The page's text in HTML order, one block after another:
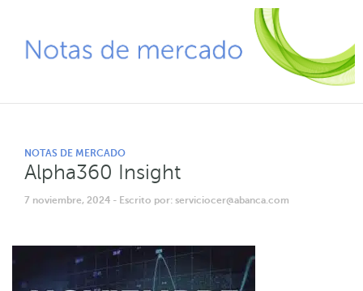
NOTAS DE MERCADO
Alpha360 Insight
7 noviembre, 2024 - Escrito por: serviciocer@abanca.com